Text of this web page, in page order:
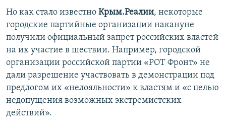
Но как стало известно Крым.Реалии, некоторые
городские партийные организации накануне
получили официальный запрет российских властей
на их участие в шествии. Например, городской
организации российской партии «РОТ Фронт» не
дали разрешение участвовать в демонстрации под
предлогом их «нелояльности» к властям и «с целью
недопущения возможных экстремистских
действий».